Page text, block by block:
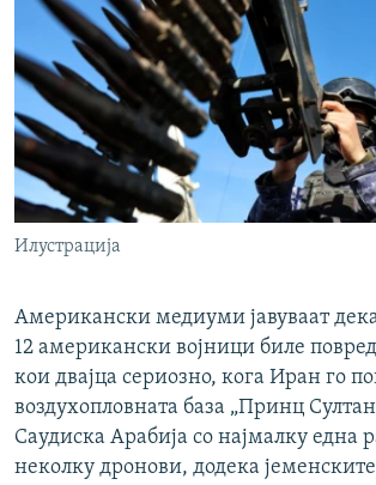
Илустрација
Американски медиуми јавуваат
12 американски војници биле
кои двајца сериозно, кога Иран го
воздухопловната база „Принц
Саудиска Арабија со најмалку една
неколку дронови, додека јеменските